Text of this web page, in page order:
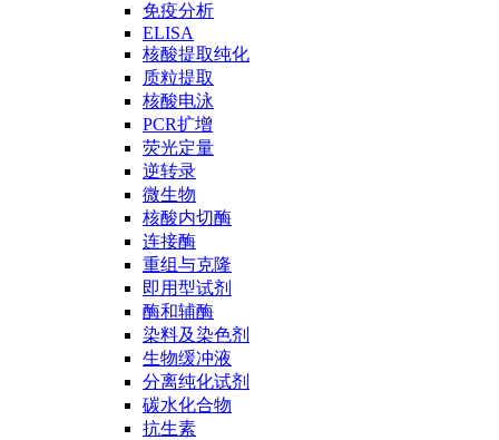
免疫分析
ELISA
核酸提取纯化
质粒提取
核酸电泳
PCR扩增
荧光定量
逆转录
微生物
核酸内切酶
连接酶
重组与克隆
即用型试剂
酶和辅酶
染料及染色剂
生物缓冲液
分离纯化试剂
碳水化合物
抗生素